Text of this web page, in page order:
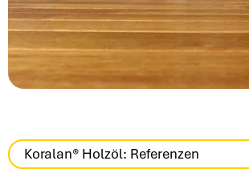
Koralan® Holzöl: Referenzen